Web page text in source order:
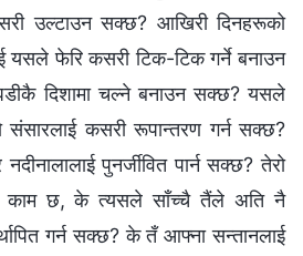
उल्टाउन सक्छ? आखिरी दिनहरूको
यसले फेरि कसरी टिक-टिक गर्ने बनाउन
दिशामा चल्‍ने बनाउन सक्छ? यसले
संसारलाई कसरी रूपान्तरण गर्न सक्छ?
पुनर्जीवित पार्न सक्छ? तेरो
काम छ, के त्यसले साँच्‍चै तैंले अति नै
गर्न सक्छ? के तँ आफ्ना सन्तानलाई